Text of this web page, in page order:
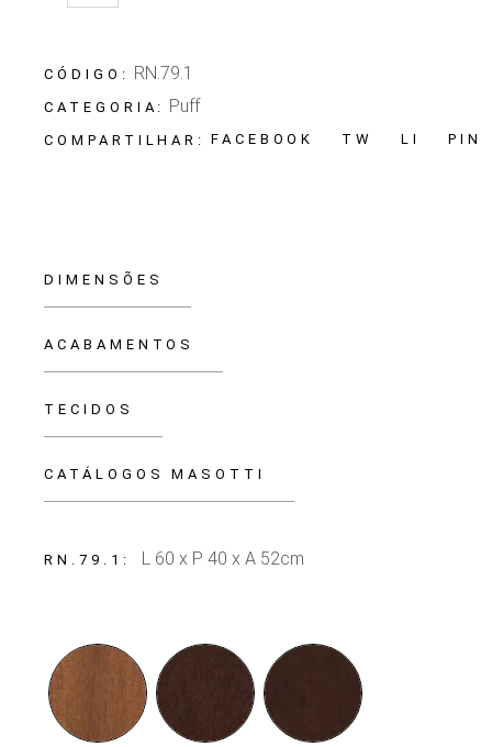
CÓDIGO: RN.79.1
CATEGORIA: Puff
COMPARTILHAR: FACEBOOK TW LI PIN
DIMENSÕES
ACABAMENTOS
TECIDOS
CATÁLOGOS MASOTTI
RN.79.1 L 60 x P 40 x A 52cm